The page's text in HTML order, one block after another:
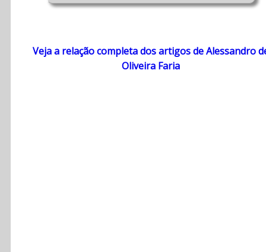
Veja a relação completa dos artigos de Alessandro
Oliveira Faria